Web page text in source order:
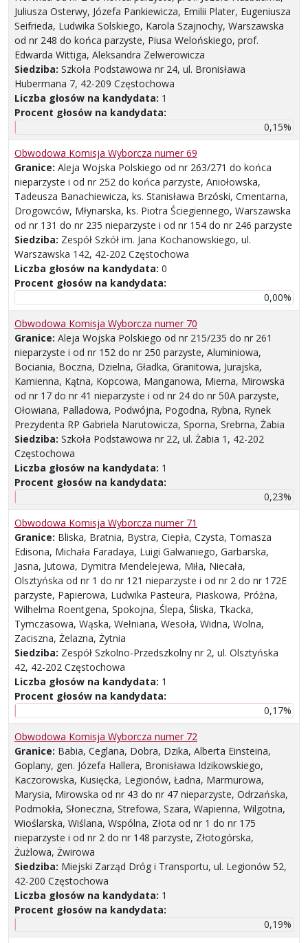
Juliusza Osterwy, Józefa Pankiewicza, Emilii Plater, Eugeniusza
Seifrieda, Ludwika Solskiego, Karola Szajnochy, Warszawska
od nr 248 do końca parzyste, Piusa Welońskiego, prof.
Edwarda Wittiga, Aleksandra Zelwerowicza
Siedziba: Szkoła Podstawowa nr 24, ul. Bronisława
Hubermana 7, 42-209 Częstochowa
Liczba głosów na kandydata: 1
Procent głosów na kandydata:
0,15%
Obwodowa Komisja Wyborcza numer 69
Granice: Aleja Wojska Polskiego od nr 263/271 do końca
nieparzyste i od nr 252 do końca parzyste, Aniołowska,
Tadeusza Banachiewicza, ks. Stanisława Brzóski, Cmentarna,
Drogowców, Młynarska, ks. Piotra Ściegiennego, Warszawska
od nr 131 do nr 235 nieparzyste i od nr 154 do nr 246 parzyste
Siedziba: Zespół Szkół im. Jana Kochanowskiego, ul.
Warszawska 142, 42-202 Częstochowa
Liczba głosów na kandydata: 0
Procent głosów na kandydata:
0,00%
Obwodowa Komisja Wyborcza numer 70
Granice: Aleja Wojska Polskiego od nr 215/235 do nr 261
nieparzyste i od nr 152 do nr 250 parzyste, Aluminiowa,
Bociania, Boczna, Dzielna, Gładka, Granitowa, Jurajska,
Kamienna, Kątna, Kopcowa, Manganowa, Mierna, Mirowska
od nr 17 do nr 41 nieparzyste i od nr 24 do nr 50A parzyste,
Ołowiana, Palladowa, Podwójna, Pogodna, Rybna, Rynek
Prezydenta RP Gabriela Narutowicza, Sporna, Srebrna, Żabia
Siedziba: Szkoła Podstawowa nr 22, ul. Żabia 1, 42-202
Częstochowa
Liczba głosów na kandydata: 1
Procent głosów na kandydata:
0,23%
Obwodowa Komisja Wyborcza numer 71
Granice: Bliska, Bratnia, Bystra, Ciepła, Czysta, Tomasza
Edisona, Michała Faradaya, Luigi Galwaniego, Garbarska,
Jasna, Jutowa, Dymitra Mendelejewa, Miła, Niecała,
Olsztyńska od nr 1 do nr 121 nieparzyste i od nr 2 do nr 172E
parzyste, Papierowa, Ludwika Pasteura, Piaskowa, Próżna,
Wilhelma Roentgena, Spokojna, Ślepa, Śliska, Tkacka,
Tymczasowa, Wąska, Wełniana, Wesoła, Widna, Wolna,
Zaciszna, Żelazna, Żytnia
Siedziba: Zespół Szkolno-Przedszkolny nr 2, ul. Olsztyńska
42, 42-202 Częstochowa
Liczba głosów na kandydata: 1
Procent głosów na kandydata:
0,17%
Obwodowa Komisja Wyborcza numer 72
Granice: Babia, Ceglana, Dobra, Dzika, Alberta Einsteina,
Goplany, gen. Józefa Hallera, Bronisława Idzikowskiego,
Kaczorowska, Kusięcka, Legionów, Ładna, Marmurowa,
Marysia, Mirowska od nr 43 do nr 47 nieparzyste, Odrzańska,
Podmokła, Słoneczna, Strefowa, Szara, Wapienna, Wilgotna,
Wioślarska, Wiślana, Wspólna, Złota od nr 1 do nr 175
nieparzyste i od nr 2 do nr 148 parzyste, Złotogórska,
Żużlowa, Żwirowa
Siedziba: Miejski Zarząd Dróg i Transportu, ul. Legionów 52,
42-200 Częstochowa
Liczba głosów na kandydata: 1
Procent głosów na kandydata:
0,19%